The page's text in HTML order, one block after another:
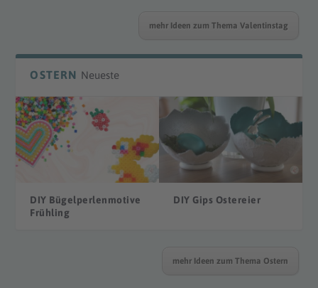
mehr Ideen zum Thema Valentinstag
OSTERN Neueste
DIY Bügelperlenmotive
Frühling
DIY Gips Ostereier
mehr Ideen zum Thema Ostern